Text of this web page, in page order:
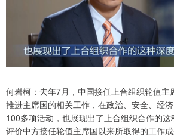
何岩柯：去年7月，中国接任上合组织轮值主
推进主席国的相关工作，在政治、安全、经
100多项活动，也展现出了上合组织合作的
评价中方接任轮值主席国以来所取得的工作成